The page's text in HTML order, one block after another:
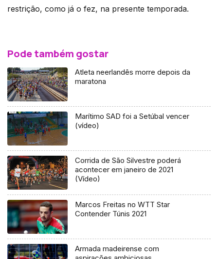
restrição, como já o fez, na presente temporada.
Pode também gostar
Atleta neerlandês morre depois da
maratona
Marítimo SAD foi a Setúbal vencer
(vídeo)
Corrida de São Silvestre poderá
acontecer em janeiro de 2021
(Vídeo)
Marcos Freitas no WTT Star
Contender Túnis 2021
Armada madeirense com